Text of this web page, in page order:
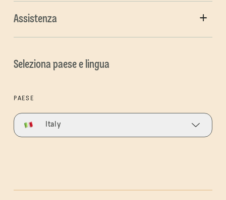
Assistenza
Seleziona paese e lingua
PAESE
Italy